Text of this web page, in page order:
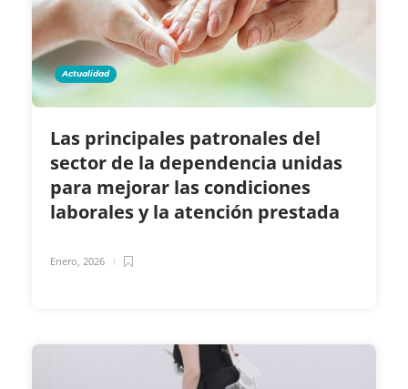
Actualidad
Las principales patronales del
sector de la dependencia unidas
para mejorar las condiciones
laborales y la atención prestada
Enero, 2026